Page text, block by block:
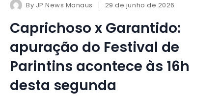
By JP News Manaus 29 de junho de 2026
Caprichoso x Garantido:
apuração do Festival de
Parintins acontece às 16h
desta segunda